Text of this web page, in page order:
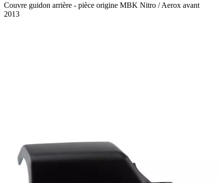
Couvre guidon arrière - pièce origine MBK Nitro / Aerox avant
2013